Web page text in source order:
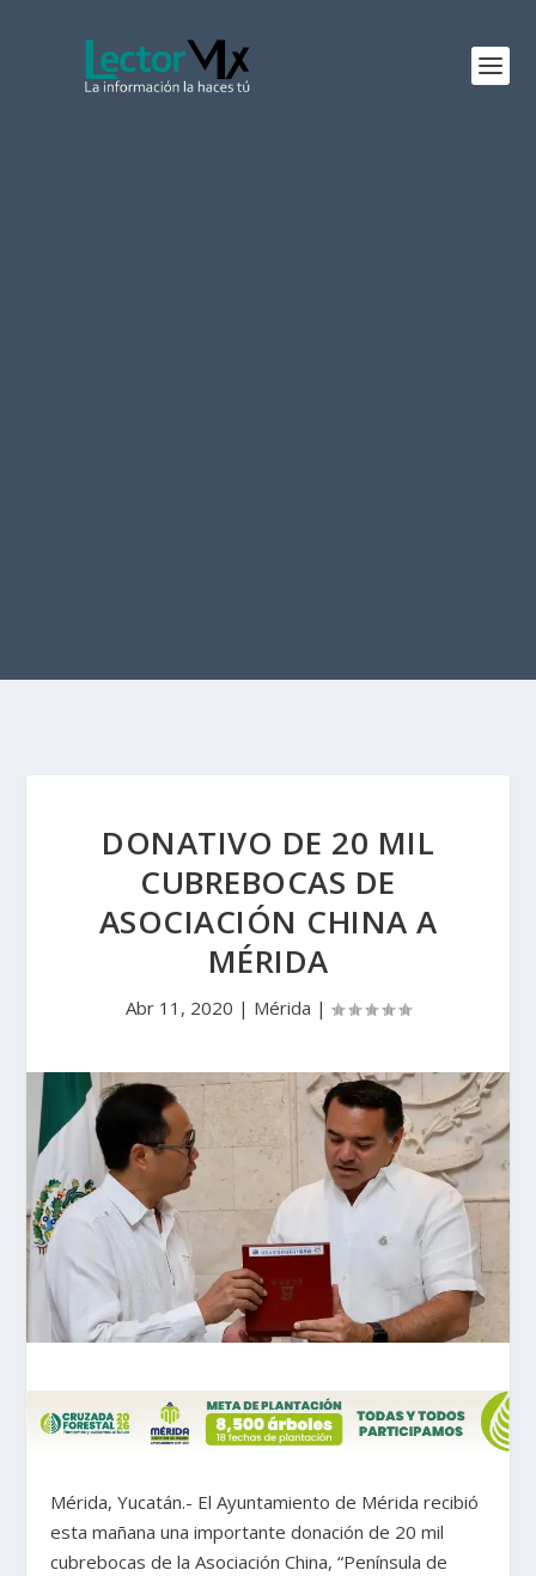
DONATIVO DE 20 MIL
CUBREBOCAS DE
ASOCIACIÓN CHINA A
MÉRIDA
Abr 11, 2020 | Mérida |
Mérida, Yucatán.- El Ayuntamiento de Mérida recibió
esta mañana una importante donación de 20 mil
cubrebocas de la Asociación China, “Península de